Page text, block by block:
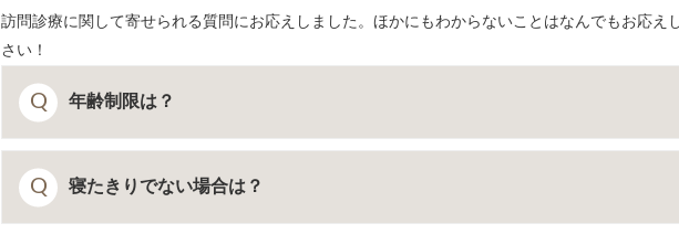
訪問診療に関して寄せられる質問にお応えしました。ほかにもわからないことはなんでもお応え
さい！
年齢制限は？
基本的にありません。
寝たきりでない場合は？